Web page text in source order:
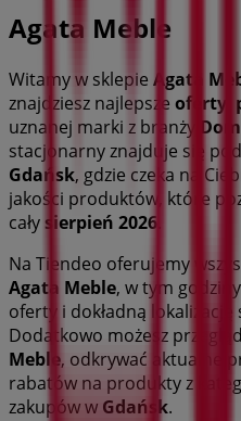
Agata Meble
Witamy w sklepie Agata
znajdziesz najlepsze oferty
uznanej marki z branży
stacjonarny znajduje się
Gdańsk, gdzie czeka na
jakości produktów, które
cały sierpień 2026
Na Tiendeo oferujemy
Agata Meble, w tym
oferty i dokładną lokalizację
Dodatkowo możesz
Meble, odkrywać aktualne
rabatów na produkty z
zakupów w Gdańsk.